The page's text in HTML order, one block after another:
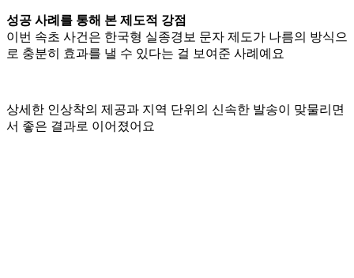
성공 사례를 통해 본 제도적 강점
이번 속초 사건은 한국형 실종경보 문자 제도가 나름의 방식으
로 충분히 효과를 낼 수 있다는 걸 보여준 사례예요
상세한 인상착의 제공과 지역 단위의 신속한 발송이 맞물리면
서 좋은 결과로 이어졌어요